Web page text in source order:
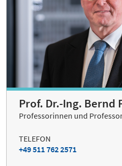
Prof. Dr.-Ing. Bernd
Professorinnen und
TELEFON
+49 511 762 2571